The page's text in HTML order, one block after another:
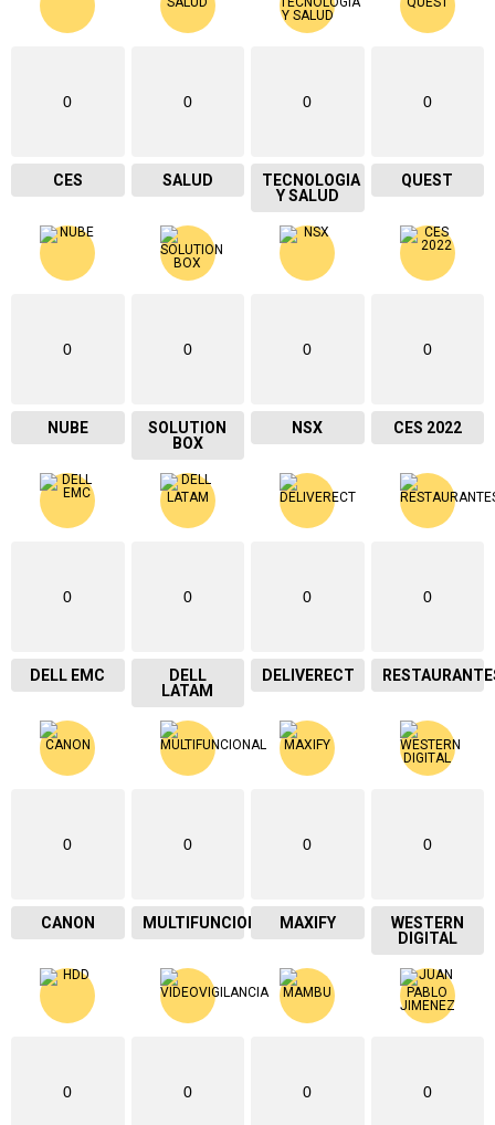
0
CES
0
SALUD
0
TECNOLOGIA
Y SALUD
0
QUEST
0
NUBE
0
SOLUTION
BOX
0
NSX
0
CES 2022
0
DELL EMC
0
DELL
LATAM
0
DELIVERECT
0
0
CANON
0
MULTIFUNCIONAL
0
MAXIFY
0
WESTERN
DIGITAL
0 0 0 0